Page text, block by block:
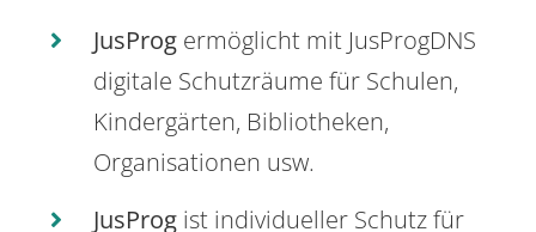
JusProg ermöglicht mit JusProgDNS
digitale Schutzräume für Schulen,
Kindergärten, Bibliotheken,
Organisationen usw.
JusProg ist individueller Schutz für